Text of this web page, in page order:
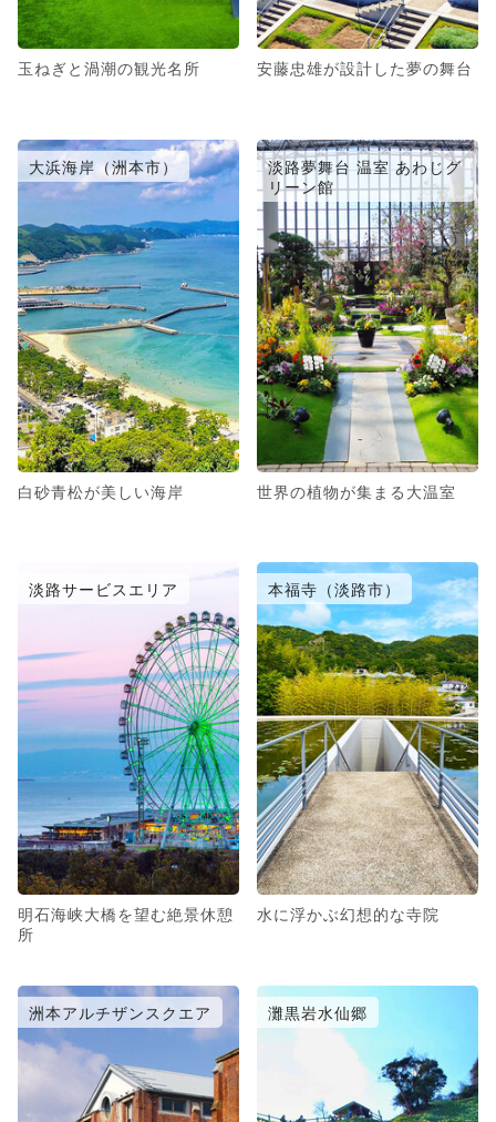
玉ねぎと渦潮の観光名所 安藤忠雄が設計した夢の舞台
大浜海岸（洲本市）
白砂青松が美しい海岸
淡路夢舞台 温室 あわじグ
リーン館
世界の植物が集まる大温室
淡路サービスエリア
明石海峡大橋を望む絶景休憩
所
本福寺（淡路市）
水に浮かぶ幻想的な寺院
洲本アルチザンスクエア 灘黒岩水仙郷